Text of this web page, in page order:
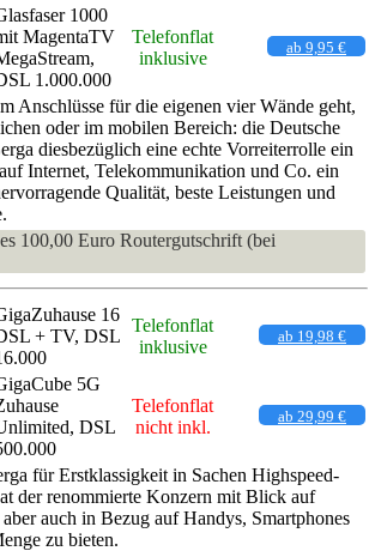
1000
MagentaTV
1.000.000
Telefonflat
inklusive
ab 9,95 €
Anschlüsse für die eigenen vier Wände geht,
oder im mobilen Bereich: die Deutsche
diesbezüglich eine echte Vorreiterrolle ein
Internet, Telekommunikation und Co. ein
Qualität, beste Leistungen und
100,00 Euro Routergutschrift (bei
16
+ TV, DSL
Telefonflat
inklusive
ab 19,98 €
5G
DSL
Telefonflat
nicht inkl.
ab 29,99 €
für Erstklassigkeit in Sachen Highspeed-
der renommierte Konzern mit Blick auf
auch in Bezug auf Handys, Smartphones
zu bieten.